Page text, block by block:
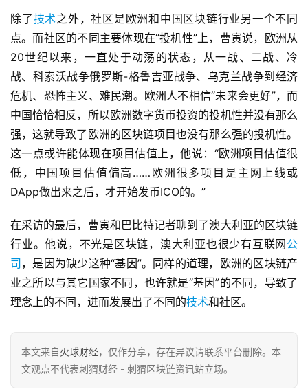
除了技术之外，社区是欧洲和中国区块链行业另一个不同
点。而社区的不同主要体现在“投机性”上，曹寅说，欧洲从
20世纪以来，一直处于动荡的状态，从一战、二战、冷
战、科索沃战争俄罗斯-格鲁吉亚战争、乌克兰战争到经济
危机、恐怖主义、难民潮。欧洲人不相信“未来会更好”，而
中国恰恰相反，所以欧洲数字货币投资的投机性并没有那么
强，这就导致了欧洲的区块链项目也没有那么强的投机性。
这一点或许能体现在项目估值上，他说：“欧洲项目估值很
低，中国项目估值偏高……欧洲很多项目是主网上线或
DApp做出来之后，才开始发币ICO的。”
在采访的最后，曹寅和巴比特记者聊到了澳大利亚的区块链
行业。他说，不光是区块链，澳大利亚也很少有互联网公
司，是因为缺少这种“基因”。同样的道理，欧洲的区块链产
业之所以与其它国家不同，也许就是“基因”的不同，导致了
理念上的不同，进而发展出了不同的技术和社区。
本文来自火球财经，仅作分享，存在异议请联系平台删除。本
文观点不代表刺猬财经 - 刺猬区块链资讯站立场。